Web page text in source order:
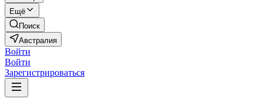
Ещё
Поиск
Австралия
Войти
Войти
Зарегистрироваться